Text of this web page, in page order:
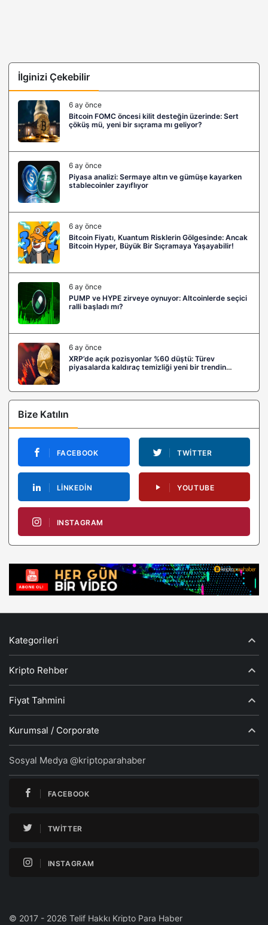
İlginizi Çekebilir
6 ay önce
Bitcoin FOMC öncesi kilit desteğin üzerinde: Sert
çöküş mü, yeni bir sıçrama mı geliyor?
6 ay önce
Piyasa analizi: Sermaye altın ve gümüşe kayarken
stablecoinler zayıflıyor
6 ay önce
Bitcoin Fiyatı, Kuantum Risklerin Gölgesinde: Ancak
Bitcoin Hyper, Büyük Bir Sıçramaya Yaşayabilir!
6 ay önce
PUMP ve HYPE zirveye oynuyor: Altcoinlerde seçici
ralli başladı mı?
6 ay önce
XRP’de açık pozisyonlar %60 düştü: Türev
piyasalarda kaldıraç temizliği yeni bir trendin
Bize Katılın
FACEBOOK TWITTER
LINKEDIN YOUTUBE
INSTAGRAM
Kategorileri
Kripto Rehber
Fiyat Tahmini
Kurumsal / Corporate
Sosyal Medya @kriptoparahaber
FACEBOOK
TWITTER
INSTAGRAM
© 2017 - 2026 Telif Hakkı Kripto Para Haber